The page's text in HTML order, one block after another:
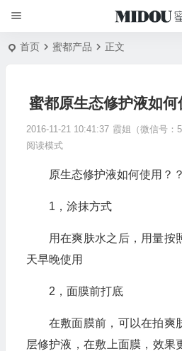
首页 蜜都产品 正文
蜜都原生态修护液如何
2016-11-21 10:41:37 霞姐（微信号：
阅读模式
原生态修护液如何使用？？
1，涂抹方式
用在爽肤水之后，用量按
天早晚使用
2，面膜前打底
在敷面膜前，可以在拍爽
层修护液，在敷上面膜，效果